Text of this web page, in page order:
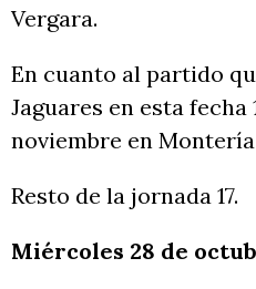
Vergara.
En cuanto al partido
Jaguares en esta fecha
noviembre en Montería
Resto de la jornada 17.
Miércoles 28 de